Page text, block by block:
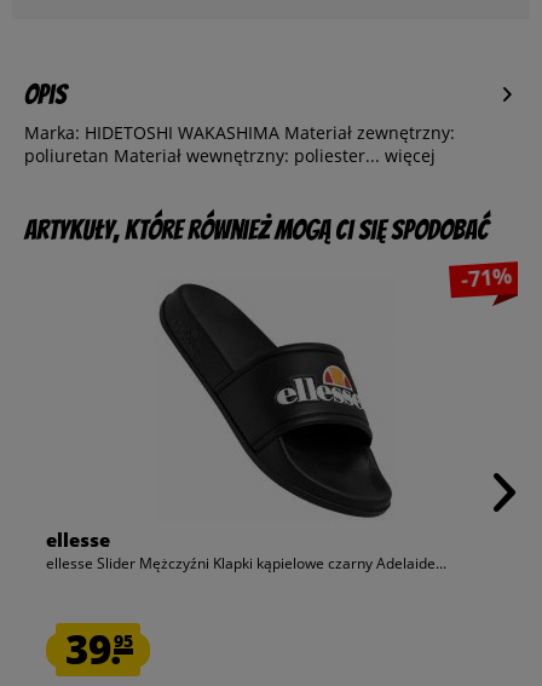
Opis
Marka: HIDETOSHI WAKASHIMA Materiał zewnętrzny:
poliuretan Materiał wewnętrzny: poliester... więcej
Artykuły, które również mogą Ci się spodobać
-71%
ellesse
ellesse Slider Mężczyźni Klapki kąpielowe czarny Adelaide...
39.95